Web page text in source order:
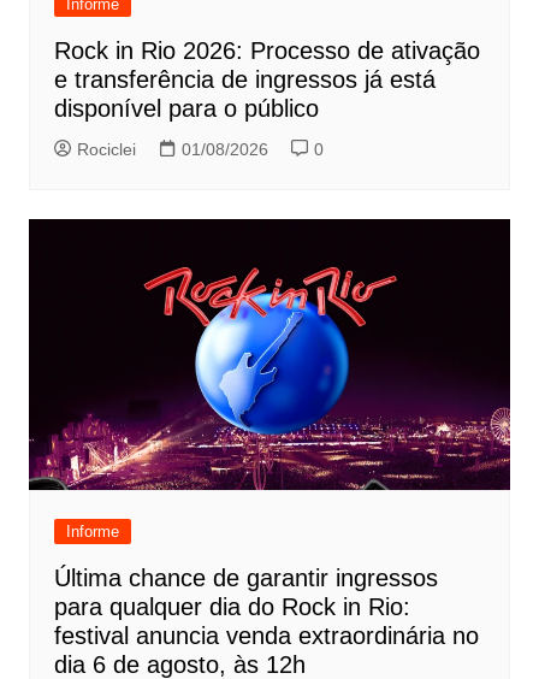
Informe
Rock in Rio 2026: Processo de ativação
e transferência de ingressos já está
disponível para o público
Rociclei 01/08/2026 0
Informe
Última chance de garantir ingressos
para qualquer dia do Rock in Rio:
festival anuncia venda extraordinária no
dia 6 de agosto, às 12h